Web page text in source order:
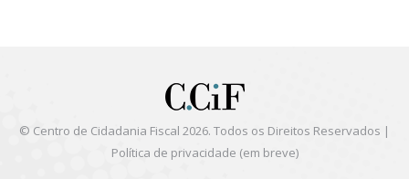
© Centro de Cidadania Fiscal 2026. Todos os Direitos Reservados |
Política de privacidade (em breve)